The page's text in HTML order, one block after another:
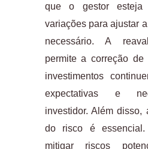
que o gestor esteja
variações para ajustar
necessário. A
permite a correção
investimentos
expectativas e
investidor. Além disso,
do risco é
mitigar riscos